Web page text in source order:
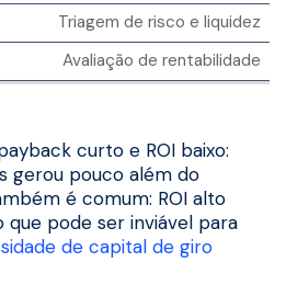
Triagem de risco e liquidez
Avaliação de rentabilidade
curto e ROI baixo:
gerou pouco além do
é comum: ROI alto
pode ser inviável para
de capital de giro